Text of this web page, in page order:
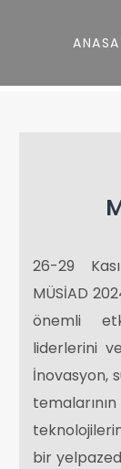
26-29
MÜSİAD
önemli
liderlerini
İnovasyon,
bir